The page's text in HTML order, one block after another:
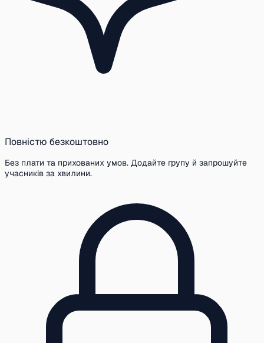
Повністю безкоштовно
Без плати та прихованих умов. Додайте групу й запрошуйте
учасників за хвилини.